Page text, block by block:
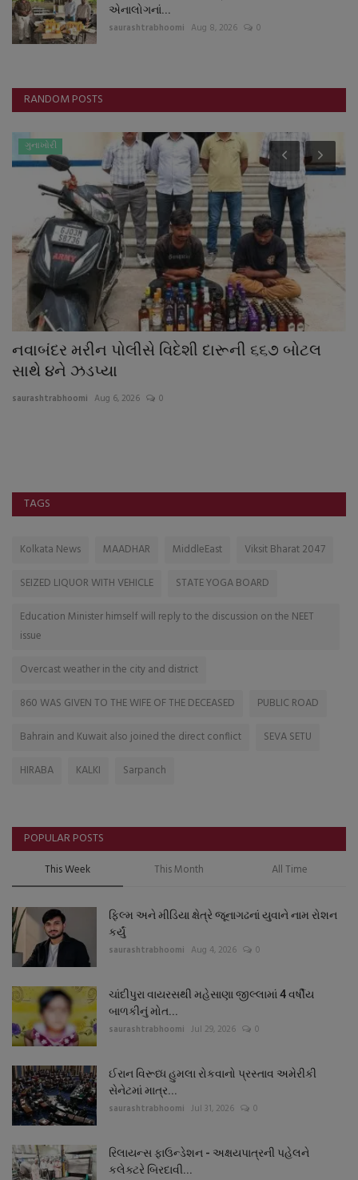
એનાલોગનાં...
saurashtrabhoomi Aug 8, 2026 0
RANDOM POSTS
ગુનાખોરી
નવાબંદર મરીન પોલીસે વિદેશી દારૂની ૬૬૭ બોટલ
સાથે ૪ને ઝડપ્યા
saurashtrabhoomi Aug 6, 2026 0
TAGS
Kolkata News MAADHAR MiddleEast
Viksit Bharat 2047
SEIZED LIQUOR WITH VEHICLE
STATE YOGA BOARD
Education Minister himself will reply to the discussion on the NEET
issue
Overcast weather in the city and district
860 WAS GIVEN TO THE WIFE OF THE DECEASED
PUBLIC ROAD
Bahrain and Kuwait also joined the direct conflict
SEVA SETU
HIRABA
KALKI Sarpanch
POPULAR POSTS
This Week This Month All Time
ફિલ્મ અને મીડિયા ક્ષેત્રે જૂનાગઢનાં યુવાને નામ રોશન
કર્યું
saurashtrabhoomi Aug 4, 2026 0
ચાંદીપુરા વાયરસથી મહેસાણા જીલ્લામાં 4 વર્ષીય
બાળકીનું મોત...
saurashtrabhoomi Jul 29, 2026 0
ઈરાન વિરૂધ્ધ હુમલા રોકવાનો પ્રસ્તાવ અમેરીકી
સેનેટમાં માત્ર...
saurashtrabhoomi Jul 31, 2026 0
રિલાયન્સ ફાઉન્ડેશન - અક્ષયપાત્રની પહેલને
કલેક્ટરે બિરદાવી...